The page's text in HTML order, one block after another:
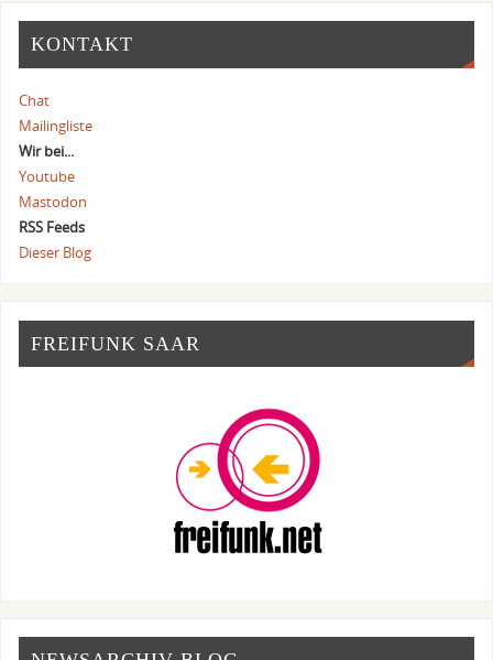
KONTAKT
Chat
Mailingliste
Wir bei...
Youtube
Mastodon
RSS Feeds
Dieser Blog
FREIFUNK SAAR